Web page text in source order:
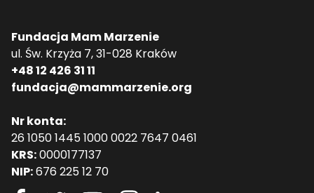
Fundacja Mam Marzenie
ul. Św. Krzyża 7, 31-028 Kraków
+48 12 426 31 11
fundacja@mammarzenie.org
Nr konta:
26 1050 1445 1000 0022 7647 0461
KRS:0000177137
NIP:676 225 12 70